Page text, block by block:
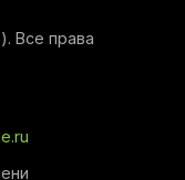
Все права